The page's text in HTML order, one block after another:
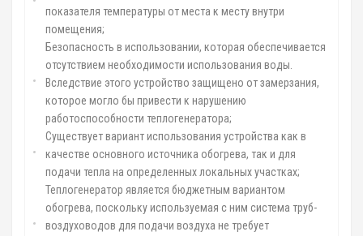
показателя температуры от места к месту внутри
помещения;
Безопасность в использовании, которая обеспечивается
отсутствием необходимости использования воды.
Вследствие этого устройство защищено от замерзания,
которое могло бы привести к нарушению
работоспособности теплогенератора;
Существует вариант использования устройства как в
качестве основного источника обогрева, так и для
подачи тепла на определенных локальных участках;
Теплогенератор является бюджетным вариантом
обогрева, поскольку используемая с ним система труб-
воздуховодов для подачи воздуха не требует